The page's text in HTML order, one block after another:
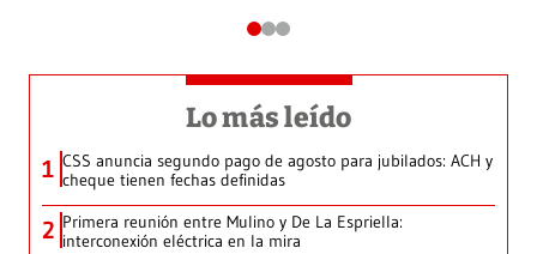
Lo más leído
1 CSS anuncia segundo pago de agosto para jubilados: ACH y
cheque tienen fechas definidas
2 Primera reunión entre Mulino y De La Espriella:
interconexión eléctrica en la mira